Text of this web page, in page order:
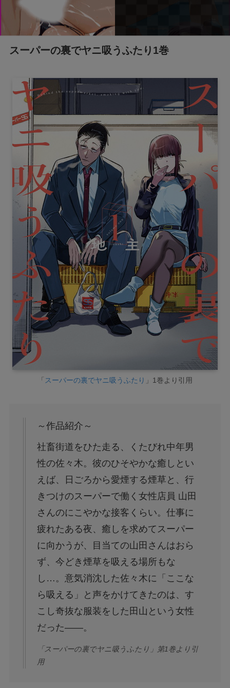
スーパーの裏でヤニ吸うふたり1巻
「 スーパーの裏でヤニ吸うふたり 」1巻より引用
～作品紹介～
社畜街道をひた走る、くたびれ中年男
性の佐々木。彼のひそやかな癒しとい
えば、日ごろから愛煙する煙草と、行
きつけのスーパーで働く女性店員 山田
さんのにこやかな接客くらい。仕事に
疲れたある夜、癒しを求めてスーパー
に向かうが、目当ての山田さんはおら
ず、今どき煙草を吸える場所もな
し…。意気消沈した佐々木に「ここな
ら吸える」と声をかけてきたのは、す
こし奇抜な服装をした田山という女性
だった――。
「スーパーの裏でヤニ吸うふたり」第1巻より引
用